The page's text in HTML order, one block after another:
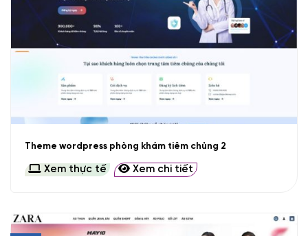
Theme wordpress phòng khám tiêm chủng 2
Xem thực tế Xem chi tiết